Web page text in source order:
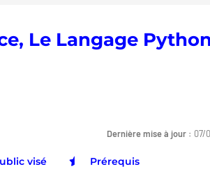
Le Langage
Dernière mise à jour : 07/
visé Prérequis